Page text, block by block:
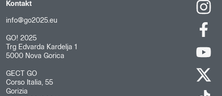
Kontakt
info@go2025.eu
GO! 2025
Trg Edvarda Kardelja 1
5000 Nova Gorica
GECT GO
Corso Italia, 55
Gorizia